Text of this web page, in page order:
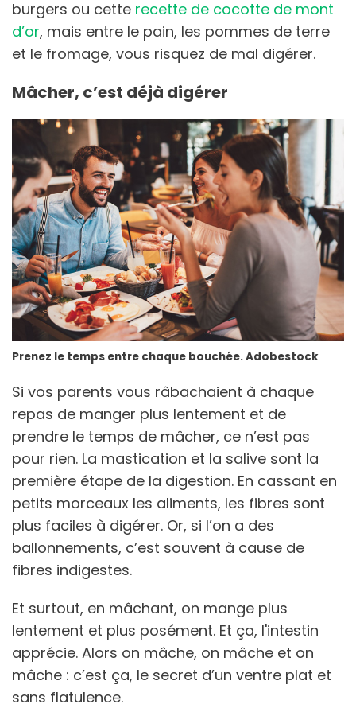
burgers ou cette recette de cocotte de mont
d’or, mais entre le pain, les pommes de terre
et le fromage, vous risquez de mal digérer.
Mâcher, c’est déjà digérer
Prenez le temps entre chaque bouchée. Adobestock
Si vos parents vous râbachaient à chaque
repas de manger plus lentement et de
prendre le temps de mâcher, ce n’est pas
pour rien. La mastication et la salive sont la
première étape de la digestion. En cassant en
petits morceaux les aliments, les fibres sont
plus faciles à digérer. Or, si l’on a des
ballonnements, c’est souvent à cause de
fibres indigestes.
Et surtout, en mâchant, on mange plus
lentement et plus posément. Et ça, l'intestin
apprécie. Alors on mâche, on mâche et on
mâche : c’est ça, le secret d’un ventre plat et
sans flatulence.